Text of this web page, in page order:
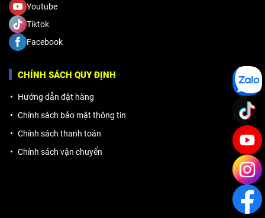
Youtube
Tiktok
Facebook
CHÍNH SÁCH QUY ĐỊNH
Hướng dẫn đặt hàng
Chính sách bảo mật thông tin
Chính sách thanh toán
Chính sách vận chuyển